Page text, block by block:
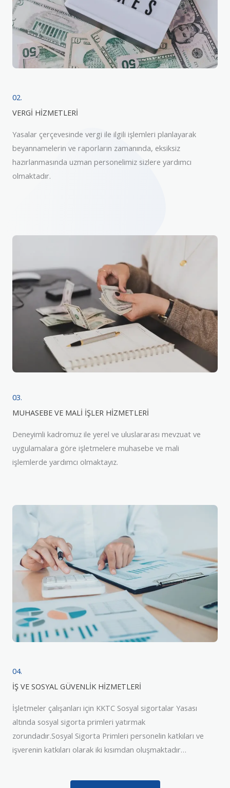
02.
VERGİ HİZMETLERİ
Yasalar çerçevesinde vergi ile ilgili işlemleri planlayarak
beyannamelerin ve raporların zamanında, eksiksiz
hazırlanmasında uzman personelimiz sizlere yardımcı
olmaktadır.
03.
MUHASEBE VE MALİ İŞLER HİZMETLERİ
Deneyimli kadromuz ile yerel ve uluslararası mevzuat ve
uygulamalara göre işletmelere muhasebe ve mali
işlemlerde yardımcı olmaktayız.
04.
İŞ VE SOSYAL GÜVENLİK HİZMETLERİ
İşletmeler çalışanları için KKTC Sosyal sigortalar Yasası
altında sosyal sigorta primleri yatırmak
zorundadır.Sosyal Sigorta Primleri personelin katkıları ve
işverenin katkıları olarak iki kısımdan oluşmaktadır…